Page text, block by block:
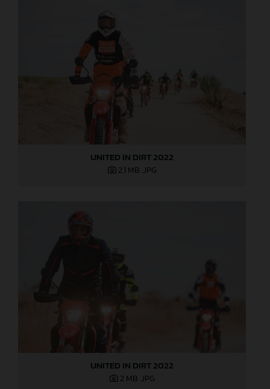
UNITED IN DIRT 2022
2,1 MB .JPG
UNITED IN DIRT 2022
2 MB .JPG